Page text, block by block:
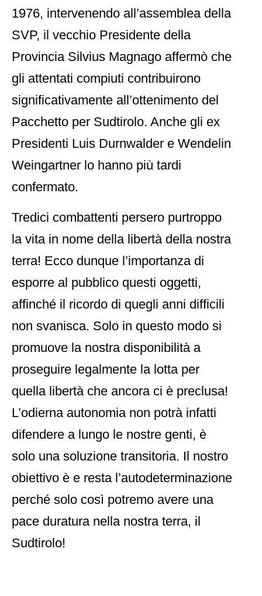
1976, intervenendo all’assemblea della
SVP, il vecchio Presidente della
Provincia Silvius Magnago affermò che
gli attentati compiuti contribuirono
significativamente all’ottenimento del
Pacchetto per Sudtirolo. Anche gli ex
Presidenti Luis Durnwalder e Wendelin
Weingartner lo hanno più tardi
confermato.
Tredici combattenti persero purtroppo
la vita in nome della libertà della nostra
terra! Ecco dunque l’importanza di
esporre al pubblico questi oggetti,
affinché il ricordo di quegli anni difficili
non svanisca. Solo in questo modo si
promuove la nostra disponibilità a
proseguire legalmente la lotta per
quella libertà che ancora ci è preclusa!
L’odierna autonomia non potrà infatti
difendere a lungo le nostre genti, è
solo una soluzione transitoria. Il nostro
obiettivo è e resta l’autodeterminazione
perché solo così potremo avere una
pace duratura nella nostra terra, il
Sudtirolo!